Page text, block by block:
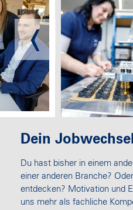
Dein
Du hast bisher in einem
einer anderen Branche?
entdecken? Motivation und
uns mehr als fachliche